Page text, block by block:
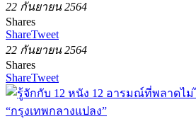
22 กันยายน 2564
Shares
ShareTweet
22 กันยายน 2564
Shares
ShareTweet